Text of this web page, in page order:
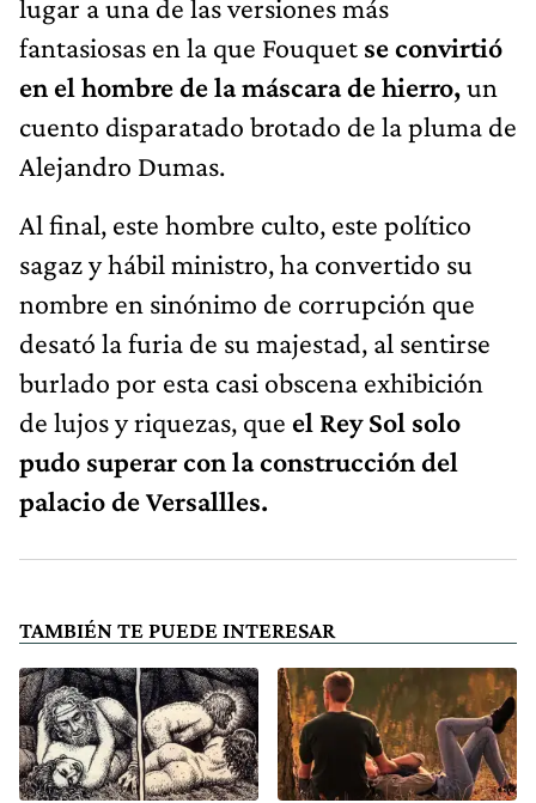
lugar a una de las versiones más
fantasiosas en la que Fouquet se convirtió
en el hombre de la máscara de hierro,un
cuento disparatado brotado de la pluma de
Alejandro Dumas.
Al final, este hombre culto, este político
sagaz y hábil ministro, ha convertido su
nombre en sinónimo de corrupción que
desató la furia de su majestad, al sentirse
burlado por esta casi obscena exhibición
de lujos y riquezas, que el Rey Sol solo
pudo superarcon la construcción del
palacio de Versallles.
TAMBIÉN TE PUEDE INTERESAR